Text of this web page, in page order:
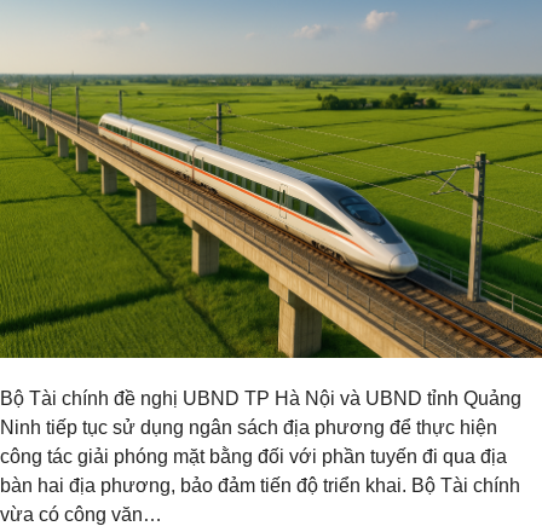
Bộ Tài chính đề nghị UBND TP Hà Nội và UBND tỉnh Quảng
Ninh tiếp tục sử dụng ngân sách địa phương để thực hiện
công tác giải phóng mặt bằng đối với phần tuyến đi qua địa
bàn hai địa phương, bảo đảm tiến độ triển khai. Bộ Tài chính
vừa có công văn…